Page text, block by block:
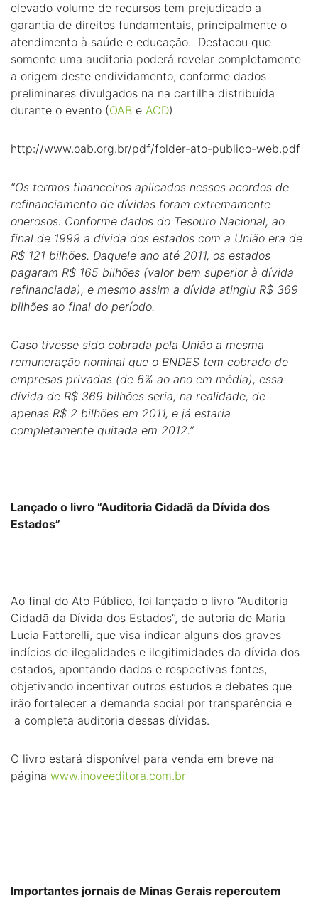
elevado volume de recursos tem prejudicado a
garantia de direitos fundamentais, principalmente o
atendimento à saúde e educação. Destacou que
somente uma auditoria poderá revelar completamente
a origem deste endividamento, conforme dados
preliminares divulgados na na cartilha distribuída
durante o evento (OAB e ACD)
http://www.oab.org.br/pdf/folder-ato-publico-web.pdf
“Os termos financeiros aplicados nesses acordos de
refinanciamento de dívidas foram extremamente
onerosos. Conforme dados do Tesouro Nacional, ao
final de 1999 a dívida dos estados com a União era de
R$ 121 bilhões. Daquele ano até 2011, os estados
pagaram R$ 165 bilhões (valor bem superior à dívida
refinanciada), e mesmo assim a dívida atingiu R$ 369
bilhões ao final do período.
Caso tivesse sido cobrada pela União a mesma
remuneração nominal que o BNDES tem cobrado de
empresas privadas (de 6% ao ano em média), essa
dívida de R$ 369 bilhões seria, na realidade, de
apenas R$ 2 bilhões em 2011, e já estaria
completamente quitada em 2012.”
Lançado o livro “Auditoria Cidadã da Dívida dos
Estados”
Ao final do Ato Público, foi lançado o livro “Auditoria
Cidadã da Dívida dos Estados”, de autoria de Maria
Lucia Fattorelli, que visa indicar alguns dos graves
indícios de ilegalidades e ilegitimidades da dívida dos
estados, apontando dados e respectivas fontes,
objetivando incentivar outros estudos e debates que
irão fortalecer a demanda social por transparência e
a completa auditoria dessas dívidas.
O livro estará disponível para venda em breve na
página www.inoveeditora.com.br
Importantes jornais de Minas Gerais repercutem